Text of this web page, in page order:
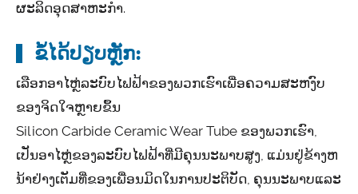
ຜະລິດອຸດສາຫະກໍາ.
ຂໍ້ໄດ້ປຽບຫຼັກ:
ເລືອກອາໄຫຼ່ລະບົບໄຟຟ້າຂອງພວກເຮົາເພື່ອຄວາມສະຫງົບ
ຂອງຈິດໃຈຫຼາຍຂຶ້ນ
Silicon Carbide Ceramic Wear Tube ຂອງພວກເຮົາ,
ເປັນອາໄຫຼ່ຂອງລະບົບໄຟຟ້າທີ່ມີຄຸນນະພາບສູງ, ແມ່ນຢູ່ຂ້າງຫ
ນ້າຢ່າງເຕັມທີ່ຂອງເພື່ອນມິດໃນການປະຕິບັດ, ຄຸນນະພາບແລະ